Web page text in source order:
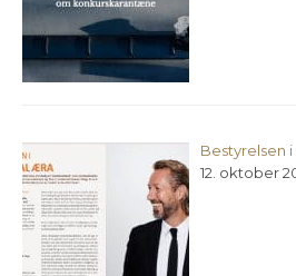
Bestyrelsen
12. oktober